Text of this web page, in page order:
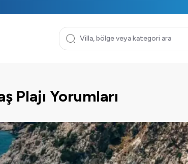
Plajı Yorumları